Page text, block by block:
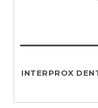
INTERPROX